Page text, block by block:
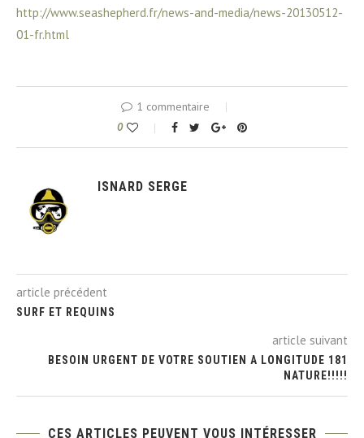
http://www.seashepherd.fr/news-and-media/news-20130512-
01-fr.html
1 commentaire
0
ISNARD SERGE
article précédent
SURF ET REQUINS
article suivant
BESOIN URGENT DE VOTRE SOUTIEN A LONGITUDE 181
NATURE!!!!!
CES ARTICLES PEUVENT VOUS INTÉRESSER